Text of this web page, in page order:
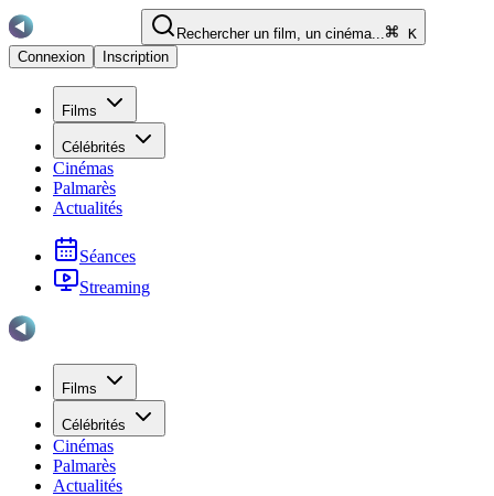
Rechercher un film, un cinéma...
K
Connexion
Inscription
Films
Célébrités
Cinémas
Palmarès
Actualités
Séances
Streaming
Films
Célébrités
Cinémas
Palmarès
Actualités